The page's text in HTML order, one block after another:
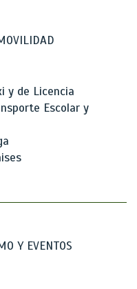
y de Licencia
Escolar y
Y EVENTOS